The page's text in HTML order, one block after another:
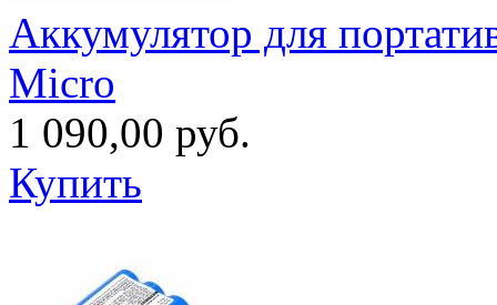
Аккумулятор для
Micro
1 090,00 руб.
Купить